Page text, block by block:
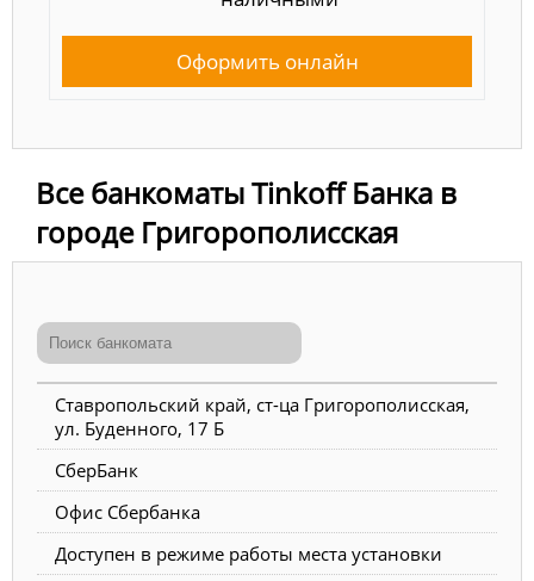
Оформить онлайн
Все банкоматы Tinkoff Банка в
городе Григорополисская
Ставропольский край, ст-ца Григорополисская,
ул. Буденного, 17 Б
СберБанк
Офис Сбербанка
Доступен в режиме работы места установки